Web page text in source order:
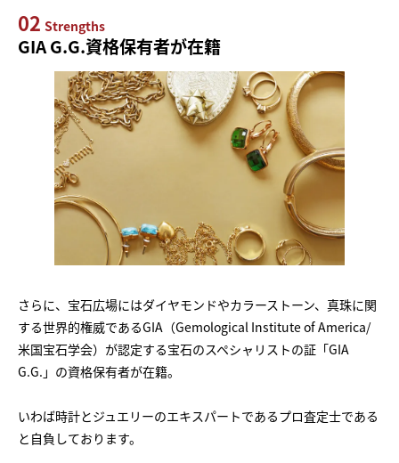
02 Strengths
GIA G.G.資格保有者が在籍
さらに、宝石広場にはダイヤモンドやカラーストーン、真珠に関
する世界的権威であるGIA（Gemological Institute of America/
米国宝石学会）が認定する宝石のスペシャリストの証「GIA
G.G.」の資格保有者が在籍。
いわば時計とジュエリーのエキスパートであるプロ査定士である
と自負しております。